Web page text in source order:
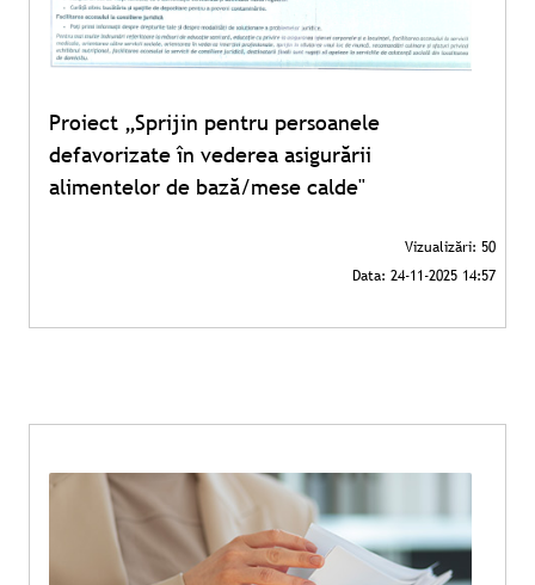
Proiect „Sprijin pentru persoanele
defavorizate în vederea asigurării
alimentelor de bază/mese calde"